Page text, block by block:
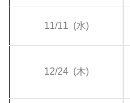
11/11 (水)
12/24 (木)